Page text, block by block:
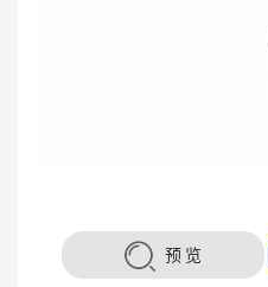
预 览